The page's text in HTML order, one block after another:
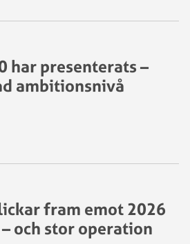
har presenterats –
ambitionsnivå
fram emot 2026
och stor operation